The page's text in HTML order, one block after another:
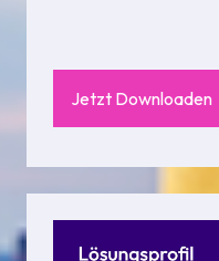
Jetzt Downloaden